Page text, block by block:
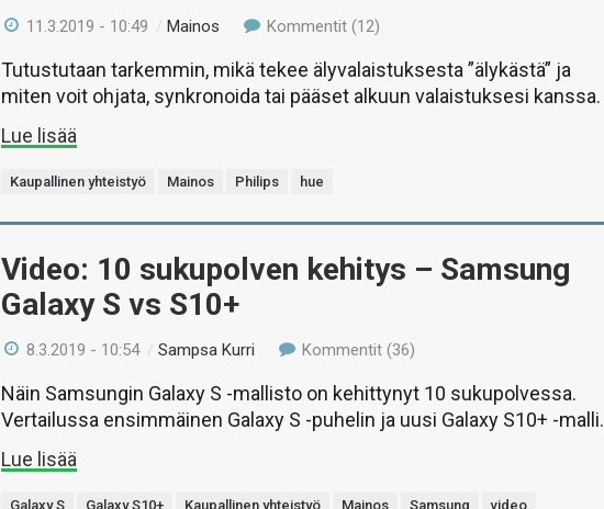
11.3.2019 - 10:49 /Mainos Kommentit (12)
Tutustutaan tarkemmin, mikä tekee älyvalaistuksesta ”älykästä” ja
miten voit ohjata, synkronoida tai pääset alkuun valaistuksesi kanssa.
Lue lisää
Kaupallinen yhteistyö Mainos Philips hue
Video: 10 sukupolven kehitys – Samsung
Galaxy S vs S10+
8.3.2019 - 10:54 /Sampsa Kurri Kommentit (36)
Näin Samsungin Galaxy S -mallisto on kehittynyt 10 sukupolvessa.
Vertailussa ensimmäinen Galaxy S -puhelin ja uusi Galaxy S10+ -malli.
Lue lisää
Galaxy S Galaxy S10+ Kaupallinen yhteistyö Mainos Samsung video